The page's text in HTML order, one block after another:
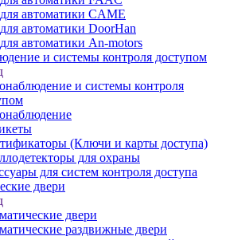
автоматики CAME
автоматики DoorHan
автоматики An-motors
и системы контроля доступом
и системы контроля
(Ключи и карты доступа)
для охраны
для систем контроля доступа
двери
двери
раздвижные двери